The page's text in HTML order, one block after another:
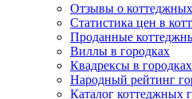
Отзывы о
Статистика цен в
Проданные
Виллы в городках
Квадрексы в городках
Народный рейтинг
Каталог коттеджных